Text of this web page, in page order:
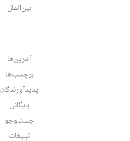
بین‌الملل
آخرین‌ها
برچسب‌ها
پدیدآورندگان
بایگانی
جست‌وجو
تبلیغات